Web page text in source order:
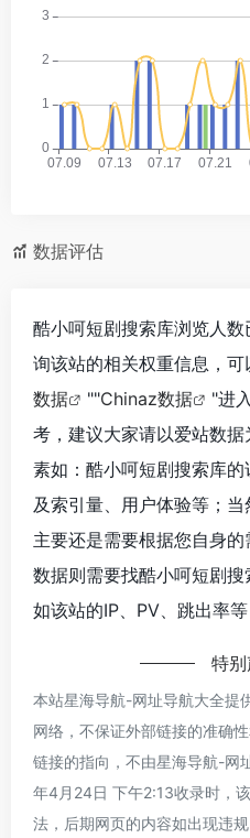
数据评估
酷小呵短剧搜索库浏览人
询该站的相关权重信息，可
数据
""Chinaz数据
"进
考，建议大家请以爱站数
素如：酷小呵短剧搜索库
及索引量、用户体验等；
主要还是需要根据您自身
数据则需要找酷小呵短剧搜
如该站的IP、PV、跳出率等
特
本站星海导航-网址导航大全提
网络，不保证外部链接的准确
链接的指向，不由星海导航-网
年4月24日 下午2:13收录时，
法，后期网页的内容如出现违